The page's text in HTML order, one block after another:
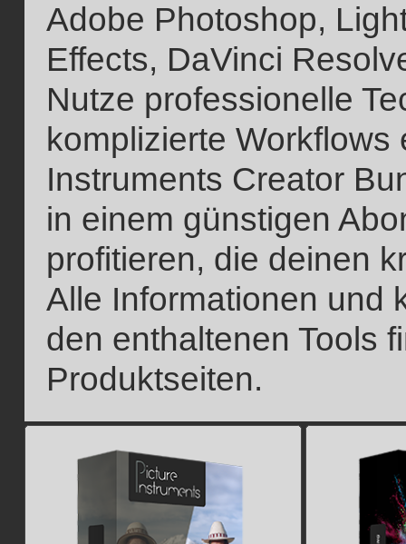
Adobe Photoshop,
Effects, DaVinci
Nutze professionelle
komplizierte
Instruments Creator
in einem günstigen
profitieren, die deinen
Alle Informationen und
den enthaltenen Tools
Produktseiten.